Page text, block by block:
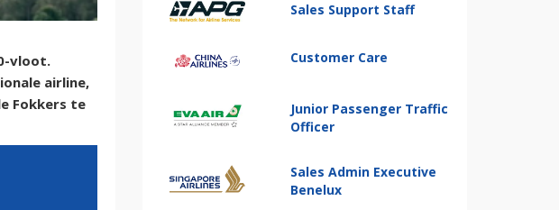
vloot.
airline,
Fokkers te
Sales Support Staff
Customer Care
Junior Passenger Traffic
Officer
Sales Admin Executive
Benelux